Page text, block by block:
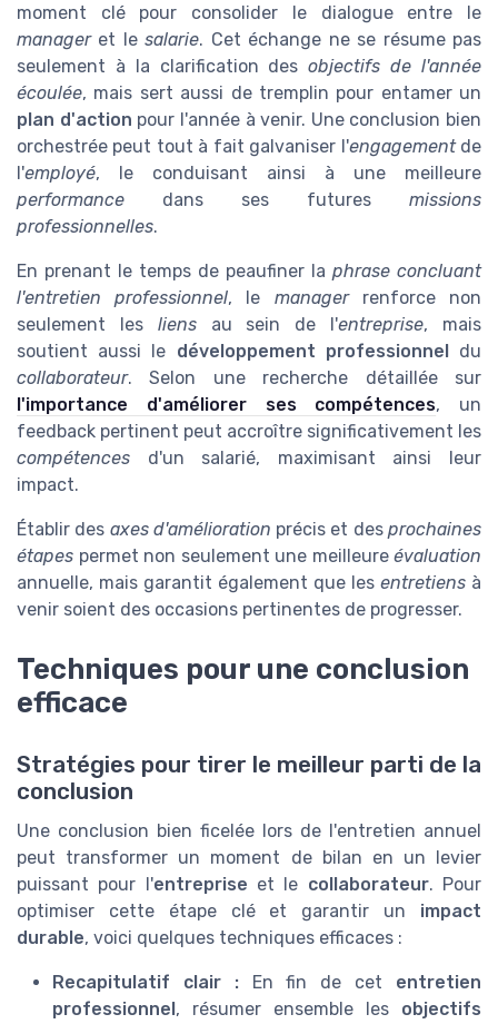
moment clé pour consolider le dialogue entre le
manageret lesalarie. Cet échange ne se résume pas
seulement à la clarification desobjectifs de l'année
écoulée, mais sert aussi de tremplin pour entamer un
plan d'action pour l'année à venir. Une conclusion bien
orchestrée peut tout à fait galvaniser l'engagementde
l'employé, le conduisant ainsi à une meilleure
performance dans ses futures missions
professionnelles.
En prenant le temps de peaufiner la phrase concluant
l'entretien professionnel, le managerrenforce non
seulement les liensau sein de l'entreprise, mais
soutient aussi le développement professionneldu
collaborateur. Selon une recherche détaillée sur
l'importance d'améliorer ses compétences, un
feedback pertinent peut accroître significativement les
compétences d'un salarié, maximisant ainsi leur
impact.
Établir des axes d'amélioration précis et desprochaines
étapes permet non seulement une meilleure évaluation
annuelle, mais garantit également que les entretiens à
venir soient des occasions pertinentes de progresser.
Techniques pour une conclusion
efficace
Stratégies pour tirer le meilleur parti de la
conclusion
Une conclusion bien ficelée lors de l'entretien annuel
peut transformer un moment de bilan en un levier
puissant pour l'entreprise et le collaborateur. Pour
optimiser cette étape clé et garantir un impact
durable, voici quelques techniques efficaces :
Recapitulatif clair :En fin de cet entretien
professionnel , résumer ensemble les objectifs